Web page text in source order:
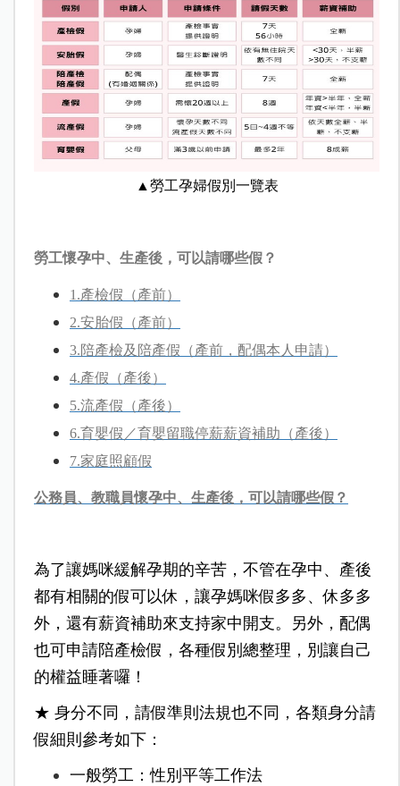
▲勞工孕婦假別一覽表
勞工懷孕中、生產後，可以請哪些假？
1.產檢假（產前）
2.安胎假（產前）
3.陪產檢及陪產假（產前，配偶本人申請）
4.產假（產後）
5.流產假（產後）
6.育嬰假／育嬰留職停薪薪資補助（產後）
7.家庭照顧假
公務員、教職員懷孕中、生產後，可以請哪些假？
為了讓媽咪緩解孕期的辛苦，不管在孕中、產後
都有相關的假可以休，讓孕媽咪假多多、休多多
外，還有薪資補助來支持家中開支。另外，配偶
也可申請陪產檢假，各種假別總整理，別讓自己
的權益睡著囉！
★ 身分不同，請假準則法規也不同，各類身分請
假細則參考如下：
一般勞工：性別平等工作法